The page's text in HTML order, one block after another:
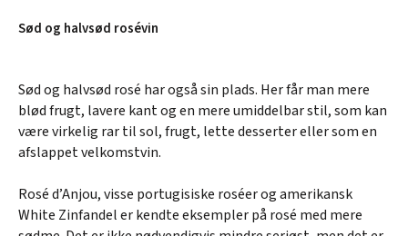
Sød og halvsød rosévin
Sød og halvsød rosé har også sin plads. Her får man mere
blød frugt, lavere kant og en mere umiddelbar stil, som kan
være virkelig rar til sol, frugt, lette desserter eller som en
afslappet velkomstvin.
Rosé d’Anjou, visse portugisiske roséer og amerikansk
White Zinfandel er kendte eksempler på rosé med mere